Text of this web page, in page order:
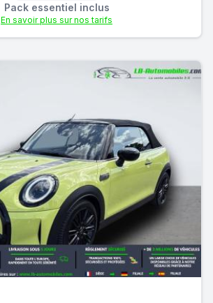
Pack essentiel inclus
En savoir plus sur nos tarifs